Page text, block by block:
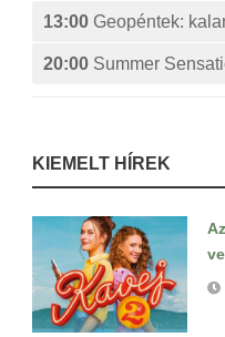
13:00 Geopéntek:
20:00 Summer
KIEMELT HÍREK